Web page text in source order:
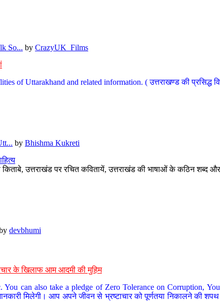
So... by CrazyUK_Films
of Uttarakhand and related information. ( उत्तराखण्ड की प्रसिद्ध
by Bhishma Kukreti
उत्तराखंड पर रचित कवितायें, उत्तराखंड की भाषाओं के कठिन शब्द और
devbhumi
के खिलाफ आम आदमी की मुहिम
can also take a pledge of Zero Tolerance on Corruption,
मिलेगी। आप अपने जीवन से भ्रष्टाचार को पूर्णतया निकालने की